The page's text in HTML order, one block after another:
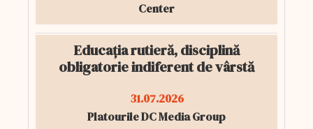
Center
Educația rutieră, disciplină
obligatorie indiferent de vârstă
31.07.2026
Platourile DC Media Group